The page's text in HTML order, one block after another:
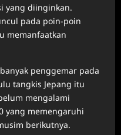
yang diinginkan.
pada poin-poin
memanfaatkan
penggemar pada
tangkis Jepang itu
mengalami
yang memengaruhi
berikutnya.